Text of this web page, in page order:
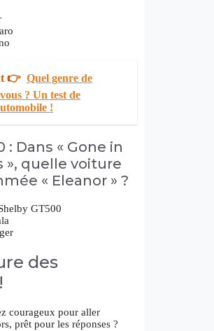
👉 Quel genre de
? Un test de
!
: Dans « Gone in
», quelle voiture
« Eleanor » ?
GT500
des
courageux pour aller
prêt pour les réponses ?